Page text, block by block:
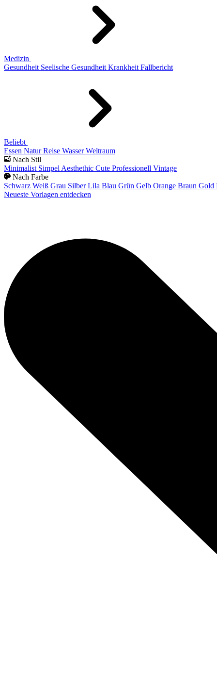
Medizin
Gesundheit Seelische Gesundheit Krankheit Fallbericht
Beliebt
Essen Natur Reise Wasser Weltraum
Nach Stil
Minimalist Simpel Aesthethic Cute Professionell Vintage
Nach Farbe
Schwarz Weiß Grau Silber Lila Blau Grün Gelb Orange Braun Gold
Neueste Vorlagen entdecken